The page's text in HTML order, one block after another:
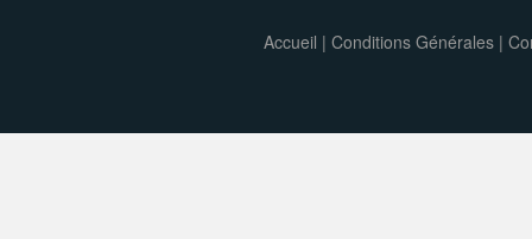
Accueil | Conditions Générales|